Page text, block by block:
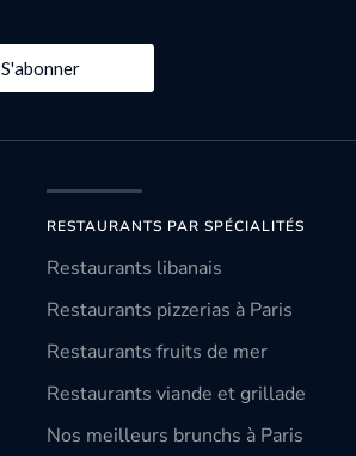
S'abonner
RESTAURANTS PAR SPÉCIALITÉS
Restaurants libanais
Restaurants pizzerias à Paris
Restaurants fruits de mer
Restaurants viande et grillade
Nos meilleurs brunchs à Paris